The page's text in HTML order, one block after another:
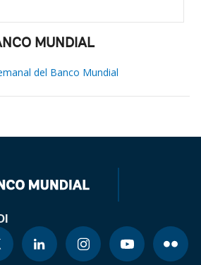
MUNDIAL
del Banco Mundial